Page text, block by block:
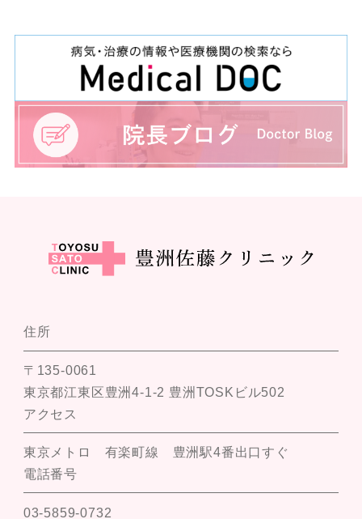
住所
〒135-0061
東京都江東区豊洲4-1-2 豊洲TOSKビル502
アクセス
東京メトロ 有楽町線 豊洲駅4番出口すぐ
電話番号
03-5859-0732